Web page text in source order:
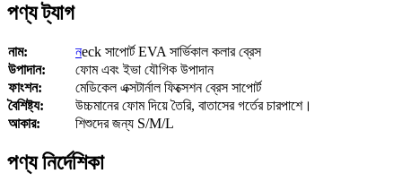
পণ্য ট্যাগ
নাম: নeck সাপোর্ট EVA সার্ভিকাল কলার ব্রেস
উপাদান:
ফোম এবং ইভা যৌগিক উপাদান
ফাংশন:
মেডিকেল এক্সটার্নাল ফিক্সেশন ব্রেস সাপোর্ট
বৈশিষ্ট্য:
উচ্চমানের ফোম দিয়ে তৈরি, বাতাসের গর্তের চারপাশে।
আকার:
শিশুদের জন্য S/M/L
পণ্য নির্দেশিকা